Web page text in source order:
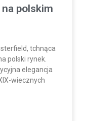
polskim
tchnąca
polski rynek.
elegancja
wiecznych